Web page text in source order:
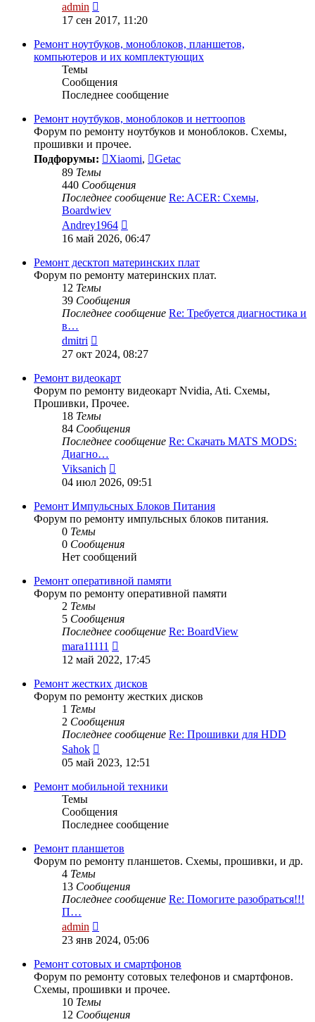
admin
к
сообщению
17 сен 2017, 11:20
Ремонт ноутбуков, моноблоков, планшетов,
компьютеров и их комплектующих
Темы
Сообщения
Последнее сообщение
Ремонт ноутбуков, моноблоков и неттоопов
Форум по ремонту ноутбуков и моноблоков. Схемы,
прошивки и прочее.
Подфорумы:
Xiaomi,
Getac
89 Темы
440 Сообщения
Последнее сообщение Re: ACER: Схемы,
Boardwiev
Andrey1964
к
сообщению
16 май 2026, 06:47
Ремонт десктоп материнских плат
Форум по ремонту материнских плат.
12 Темы
39 Сообщения
Последнее сообщение Re: Требуется диагностика и
в…
dmitri
к
сообщению
27 окт 2024, 08:27
Ремонт видеокарт
Форум по ремонту видеокарт Nvidia, Ati. Схемы,
Прошивки, Прочее.
18 Темы
84 Сообщения
Последнее сообщение Re: Скачать MATS MODS:
Диагно…
Viksanich
к
сообщению
04 июл 2026, 09:51
Ремонт Импульсных Блоков Питания
Форум по ремонту импульсных блоков питания.
0 Темы
0 Сообщения
Нет сообщений
Ремонт оперативной памяти
Форум по ремонту оперативной памяти
2 Темы
5 Сообщения
Последнее сообщение Re: BoardView
mara11111
к
сообщению
12 май 2022, 17:45
Ремонт жестких дисков
Форум по ремонту жестких дисков
1 Темы
2 Сообщения
Последнее сообщение Re: Прошивки для HDD
Sahok
к
сообщению
05 май 2023, 12:51
Ремонт мобильной техники
Темы
Сообщения
Последнее сообщение
Ремонт планшетов
Форум по ремонту планшетов. Схемы, прошивки, и др.
4 Темы
13 Сообщения
Последнее сообщение Re: Помогите разобраться!!!
П…
admin
к
сообщению
23 янв 2024, 05:06
Ремонт сотовых и смартфонов
Форум по ремонту сотовых телефонов и смартфонов.
Схемы, прошивки и прочее.
10 Темы
12 Сообщения